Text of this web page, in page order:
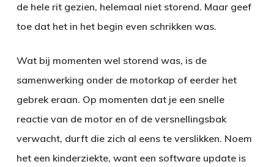
de hele rit gezien, helemaal niet storend. Maar geef
toe dat het in het begin even schrikken was.
Wat bij momenten wel storend was, is de
samenwerking onder de motorkap of eerder het
gebrek eraan. Op momenten dat je een snelle
reactie van de motor en of de versnellingsbak
verwacht, durft die zich al eens te verslikken. Noem
het een kinderziekte, want een software update is